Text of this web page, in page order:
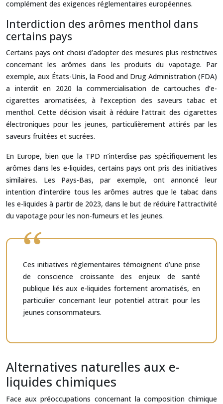
complément des exigences réglementaires européennes.
Interdiction des arômes menthol dans
certains pays
Certains pays ont choisi d’adopter des mesures plus restrictives
concernant les arômes dans les produits du vapotage. Par
exemple, aux États-Unis, la Food and Drug Administration (FDA)
a interdit en 2020 la commercialisation de cartouches d’e-
cigarettes aromatisées, à l’exception des saveurs tabac et
menthol. Cette décision visait à réduire l’attrait des cigarettes
électroniques pour les jeunes, particulièrement attirés par les
saveurs fruitées et sucrées.
En Europe, bien que la TPD n’interdise pas spécifiquement les
arômes dans les e-liquides, certains pays ont pris des initiatives
similaires. Les Pays-Bas, par exemple, ont annoncé leur
intention d’interdire tous les arômes autres que le tabac dans
les e-liquides à partir de 2023, dans le but de réduire l’attractivité
du vapotage pour les non-fumeurs et les jeunes.
Ces initiatives réglementaires témoignent d’une prise
de conscience croissante des enjeux de santé
publique liés aux e-liquides fortement aromatisés, en
particulier concernant leur potentiel attrait pour les
jeunes consommateurs.
Alternatives naturelles aux e-
liquides chimiques
Face aux préoccupations concernant la composition chimique